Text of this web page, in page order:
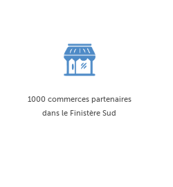
1000 commerces partenaires
dans le Finistère Sud